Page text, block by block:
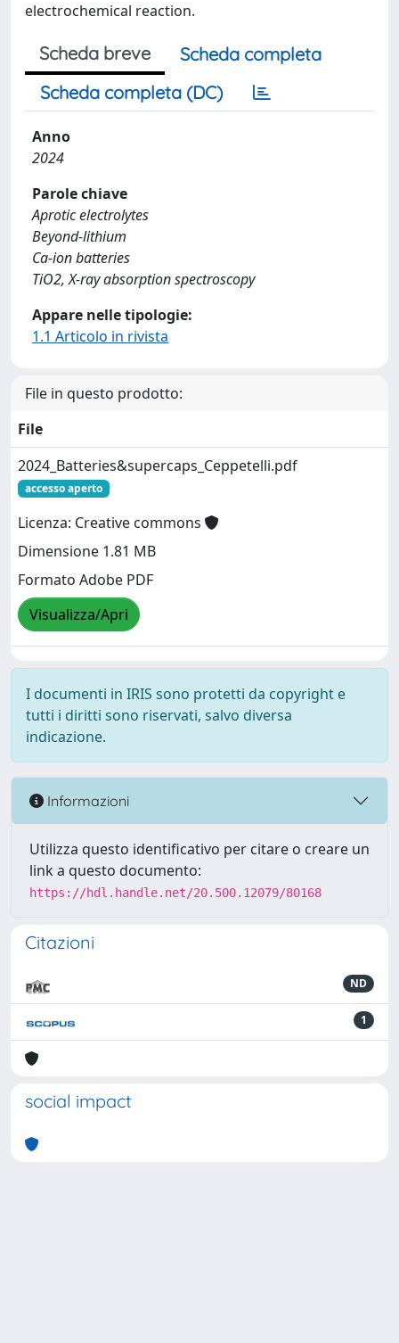
electrochemical reaction.
Scheda breve
Scheda completa
Scheda completa (DC)
Anno
2024
Parole chiave
Aprotic electrolytes
Beyond-lithium
Ca-ion batteries
TiO2, X-ray absorption spectroscopy
Appare nelle tipologie:
1.1 Articolo in rivista
File in questo prodotto:
File
2024_Batteries&supercaps_Ceppetelli.pdf
accesso aperto
Licenza: Creative commons
Dimensione 1.81 MB
Formato Adobe PDF
Visualizza/Apri
I documenti in IRIS sono protetti da copyright e
tutti i diritti sono riservati, salvo diversa
indicazione.
Informazioni
Utilizza questo identificativo per citare o creare un
link a questo documento:
https://hdl.handle.net/20.500.12079/80168
Citazioni
ND
1
social impact